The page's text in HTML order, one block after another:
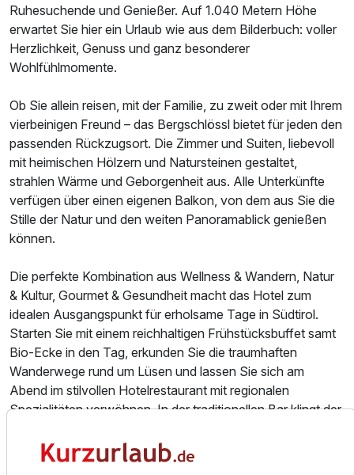
Ruhesuchende und Genießer. Auf 1.040 Metern Höhe
erwartet Sie hier ein Urlaub wie aus dem Bilderbuch: voller
Herzlichkeit, Genuss und ganz besonderer
Wohlfühlmomente.
Ob Sie allein reisen, mit der Familie, zu zweit oder mit Ihrem
vierbeinigen Freund – das Bergschlössl bietet für jeden den
passenden Rückzugsort. Die Zimmer und Suiten, liebevoll
mit heimischen Hölzern und Natursteinen gestaltet,
strahlen Wärme und Geborgenheit aus. Alle Unterkünfte
verfügen über einen eigenen Balkon, von dem aus Sie die
Stille der Natur und den weiten Panoramablick genießen
können.
Die perfekte Kombination aus Wellness & Wandern, Natur
& Kultur, Gourmet & Gesundheit macht das Hotel zum
idealen Ausgangspunkt für erholsame Tage in Südtirol.
Starten Sie mit einem reichhaltigen Frühstücksbuffet samt
Bio-Ecke in den Tag, erkunden Sie die traumhaften
Wanderwege rund um Lüsen und lassen Sie sich am
Abend im stilvollen Hotelrestaurant mit regionalen
Spezialitäten verwöhnen. In der traditionellen Bar klingt der